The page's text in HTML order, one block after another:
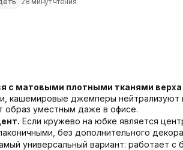
с матовыми плотными тканями верха
кашемировые джемперы
образ уместным даже в офисе.
Если кружево на юбке является
без дополнительного
универсальный вариант: работает с